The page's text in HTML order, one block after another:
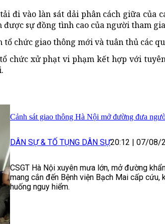
đi vào làn sát dải phân cách giữa của
sự đồng tình cao của người tham
chức giao thông mới và tuân thủ các
chức xử phạt vi phạm kết hợp với
Cảnh sát giao thông Hà Nội mở đường đưa
DÂN SỰ & TỐ TỤNG DÂN SỰ20:12 07/08/
CSGT Hà Nội xuyên mưa lớn, mở đường
mang cắn đến Bệnh viện Bạch Mai cấp
huống nguy hiểm.